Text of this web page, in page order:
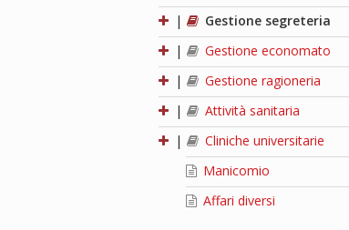
|
Gestione segreteria
|
Gestione economato
|
Gestione ragioneria
|
Attività sanitaria
|
Cliniche universitarie
Manicomio
Affari diversi